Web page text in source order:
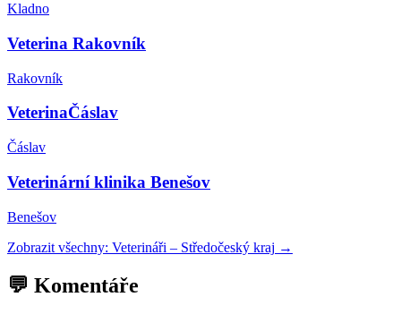
Kladno
Veterina Rakovník
Rakovník
VeterinaČáslav
Čáslav
Veterinární klinika Benešov
Benešov
Zobrazit všechny: Veterináři – Středočeský kraj →
💬 Komentáře